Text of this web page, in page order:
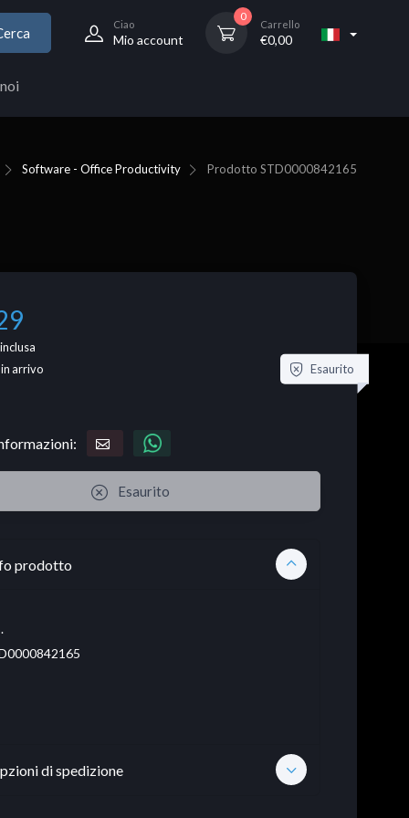
Ciao
Mio account
0
Carrello
€0,00
Software - Office Productivity Prodotto STD0000842165
arrivo
Esaurito
Esaurito
prodotto
di spedizione